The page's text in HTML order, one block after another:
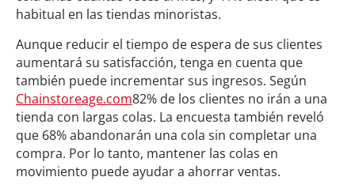
habitual en las tiendas minoristas.
Aunque reducir el tiempo de espera de sus clientes
aumentará su satisfacción, tenga en cuenta que
también puede incrementar sus ingresos. Según
Chainstoreage.com82% de los clientes no irán a una
tienda con largas colas. La encuesta también reveló
que 68% abandonarán una cola sin completar una
compra. Por lo tanto, mantener las colas en
movimiento puede ayudar a ahorrar ventas.